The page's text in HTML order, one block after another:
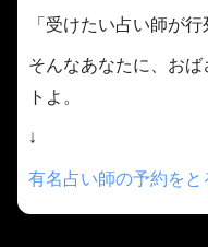
「受けたい占い師が行
そんなあなたに、お
トよ。
↓
有名占い師の予約をと